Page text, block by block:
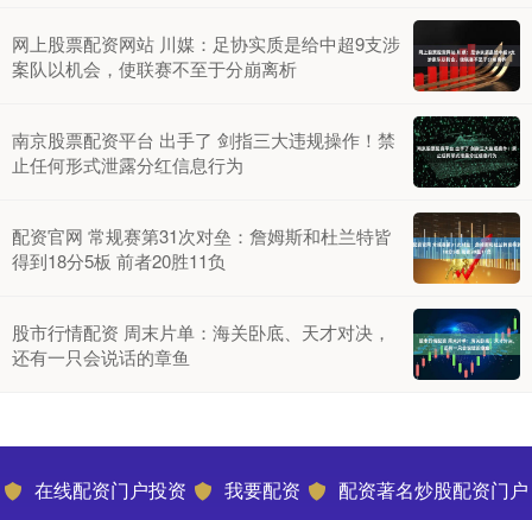
网上股票配资网站 川媒：足协实质是给中超9支涉
案队以机会，使联赛不至于分崩离析
南京股票配资平台 出手了 剑指三大违规操作！禁
止任何形式泄露分红信息行为
配资官网 常规赛第31次对垒：詹姆斯和杜兰特皆
得到18分5板 前者20胜11负
股市行情配资 周末片单：海关卧底、天才对决，
还有一只会说话的章鱼
在线配资门户投资 我要配资 配资著名炒股配资门户